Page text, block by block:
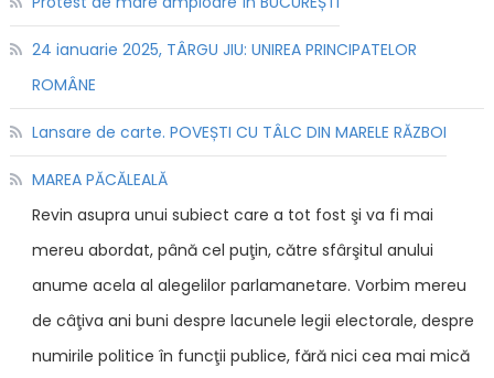
24 ianuarie 2025, TÂRGU JIU: UNIREA PRINCIPATELOR
ROMÂNE
Lansare de carte. POVEȘTI CU TÂLC DIN MARELE RĂZBOI
MAREA PĂCĂLEALĂ
Revin asupra unui subiect care a tot fost şi va fi mai
mereu abordat, până cel puţin, către sfârşitul anului
anume acela al alegelilor parlamanetare. Vorbim mereu
de câţiva ani buni despre lacunele legii electorale, despre
numirile politice în funcţii publice, fără nici cea mai mică